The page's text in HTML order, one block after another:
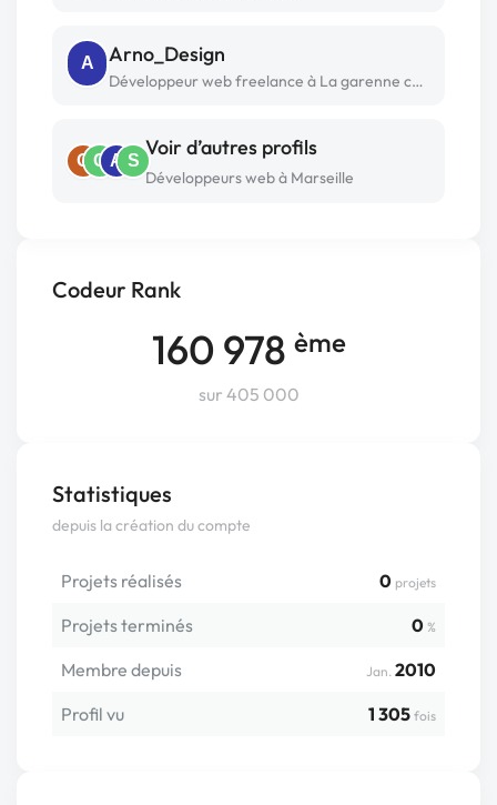
Codeur Rank
160 978 ème
sur 405 000
Statistiques
depuis la création du compte
Projets réalisés 0 projets
Projets terminés 0 %
Membre depuis Jan. 2010
Profil vu
1 305 fois
A Arno_Design
Développeur web freelance à La garenne colombes
O C A S
Voir d’autres profils
Développeurs web à Marseille